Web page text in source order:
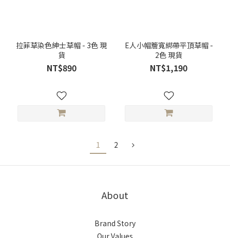
拉菲草染色紳士草帽 - 3色 現
貨
NT$890
E人小帽簷寬綁帶平頂草帽 -
2色 現貨
NT$1,190
1 2
About
Brand Story
Our Values